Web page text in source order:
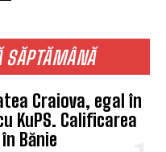
SĂPTĂMÂNĂ
Craiova, egal în
KuPS. Calificarea
Bănie